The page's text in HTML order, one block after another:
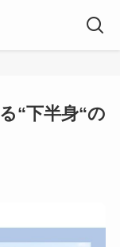
“下半身“の